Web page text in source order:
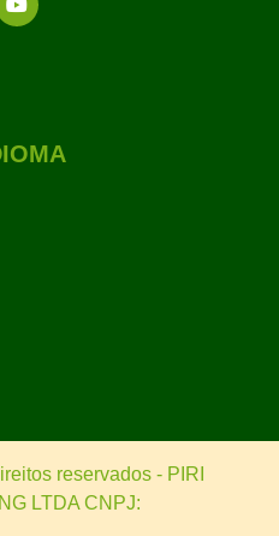
reservados - PIRI
LTDA CNPJ: